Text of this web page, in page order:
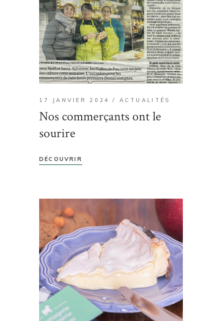
17 JANVIER 2024 ACTUALITÉS
Nos commerçants ont le
sourire
DÉCOUVRIR